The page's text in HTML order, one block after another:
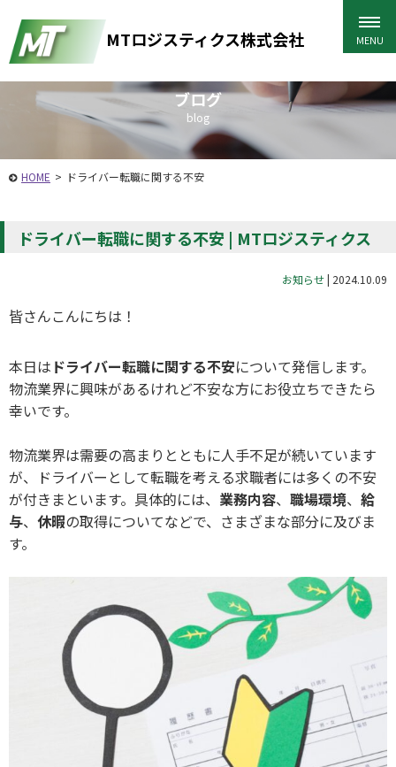
MTロジスティクス株式会社
ブログ
blog
HOME > ドライバー転職に関する不安
ドライバー転職に関する不安 | MTロジスティクス
お知らせ| 2024.10.09
皆さんこんにちは！
本日は ドライバー転職に関する不安について発信します。
物流業界に興味があるけれど不安な方にお役立ちできたら
幸いです。
物流業界は需要の高まりとともに人手不足が続いています
が、ドライバーとして転職を考える求職者には多くの不安
が付きまといます。具体的には、 業務内容、 職場環境、 給
与、 休暇の取得についてなどで、さまざまな部分に及びま
す。